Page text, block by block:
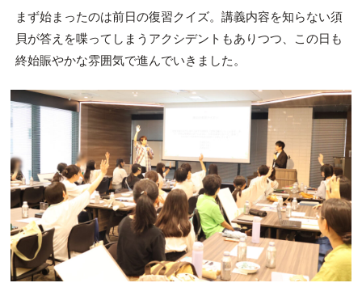
まず始まったのは前日の復習クイズ。講義内容を知らない須
貝が答えを喋ってしまうアクシデントもありつつ、この日も
終始賑やかな雰囲気で進んでいきました。